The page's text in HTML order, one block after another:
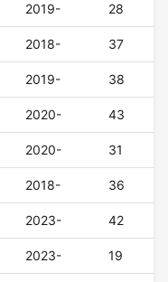
2019- 28
2018- 37
2019- 38
2020- 43
2020- 31
2018- 36
2023- 42
2023- 19